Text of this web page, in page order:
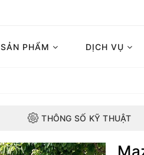
SẢN PHẨM DỊCH VỤ
THÔNG SỐ KỸ THUẬT